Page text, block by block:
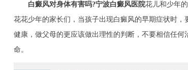
白癜风对身体有害吗?宁波白癜风医院花儿和少年
花花少年的家长们，当孩子出现白癜风的早期症状时
健康，做父母的更应该做出理性的判断，不要相信任
命。